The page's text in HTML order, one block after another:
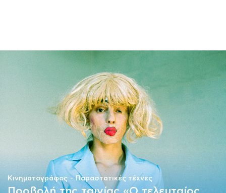
Κινηματογράφος Παραστατικές τέχνες